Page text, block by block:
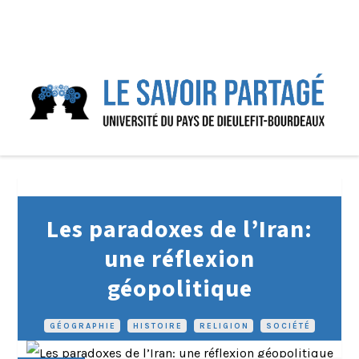
GÉOGRAPHIE HISTOIRE RELIGION SOCIÉTÉ
Les paradoxes de l’Iran:
une réflexion
géopolitique